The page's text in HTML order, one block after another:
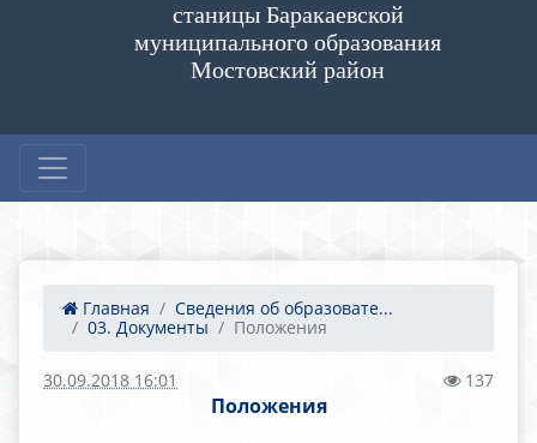
станицы Баракаевской
муниципального образования
Мостовский район
Главная
Сведения об образовате...
03. Документы
Положения
30.09.2018 16:01 137
Положения